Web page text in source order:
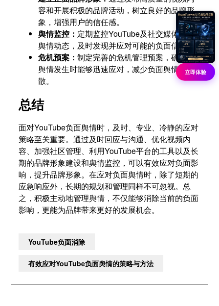
容和开展积极的品牌活动，树立良好的品牌形
象，增强用户的信任感。
舆情监控： 定期监控YouTube及社交媒体上的
舆情动态，及时发现并应对可能的负面信息。
危机预案：制定完善的危机管理预案，确保在
舆情发生时能够迅速应对，减少负面舆情的扩
散。
总结
面对YouTube负面舆情时，及时、专业、冷静的应对
策略至关重要。通过及时回应与沟通、优化视频内
容、加强社区管理、利用YouTube平台的工具以及长
期的品牌形象建设和舆情监控，可以有效应对负面影
响，提升品牌形象。在应对负面舆情时，除了短期的
应急响应外，长期的规划和管理同样不可忽视。总
之，积极主动地管理舆情，不仅能够消除当前的负面
影响，更能为品牌带来更好的发展机会。
YouTube负面消除
有效应对YouTube负面舆情的策略与方法
立即体验